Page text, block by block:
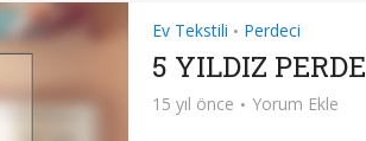
Ev Tekstili • Perdeci
5 YILDIZ PERDE
15 yıl önce Yorum Ekle